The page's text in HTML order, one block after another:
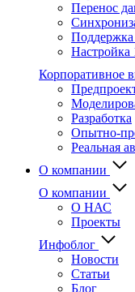
Перенос
Корпоративное
Разработка
Опытно-
Реальная
О компании
О компании
О НАС
Проекты
Инфоблог
Новости
Статьи
Блог